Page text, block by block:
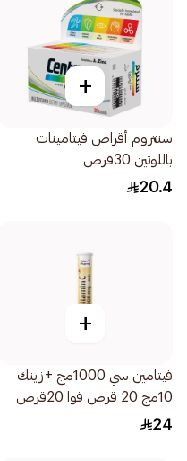
+
سنتروم أقراص فيتامينات
باللوتين 30قرص
20.4
+
فيتامين سي 1000مج +زينك
10مج 20 قرص فوا 20قرص
24